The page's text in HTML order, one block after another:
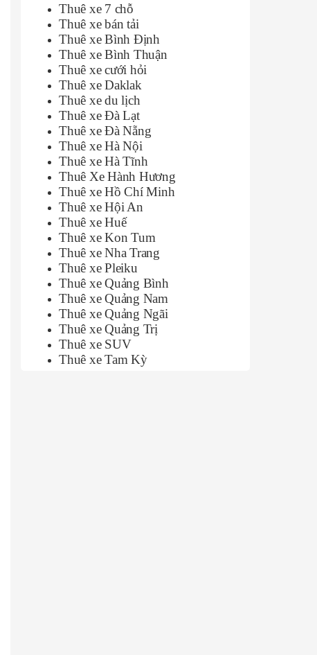
Thuê xe 7 chỗ
Thuê xe bán tải
Thuê xe Bình Định
Thuê xe Bình Thuận
Thuê xe cưới hỏi
Thuê xe Daklak
Thuê xe du lịch
Thuê xe Đà Lạt
Thuê xe Đà Nẵng
Thuê xe Hà Nội
Thuê xe Hà Tĩnh
Thuê Xe Hành Hương
Thuê xe Hồ Chí Minh
Thuê xe Hội An
Thuê xe Huế
Thuê xe Kon Tum
Thuê xe Nha Trang
Thuê xe Pleiku
Thuê xe Quảng Bình
Thuê xe Quảng Nam
Thuê xe Quảng Ngãi
Thuê xe Quảng Trị
Thuê xe SUV
Thuê xe Tam Kỳ